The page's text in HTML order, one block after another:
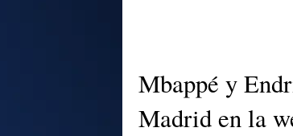
Mbappé y
Madrid en la